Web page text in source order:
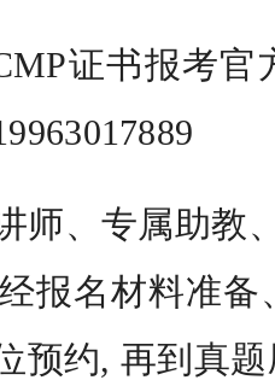
证书报考
师、专属助教
报名材料准
预约, 再到真